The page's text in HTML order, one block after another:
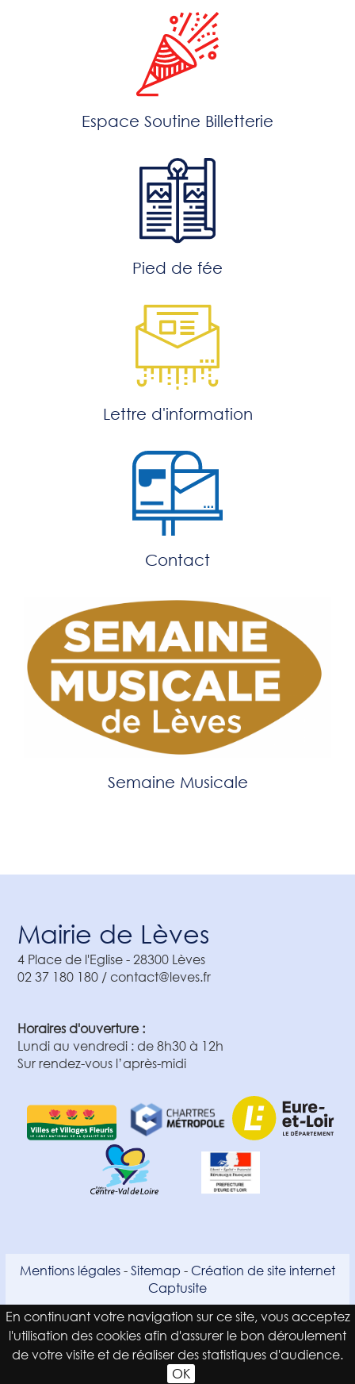
Espace Soutine Billetterie
Pied de fée
Lettre d'information
Contact
Semaine Musicale
Mairie de Lèves
4 Place de l'Eglise-28300 Lèves
02 37 180 180 / contact@leves.fr
Horaires d'ouverture :
Lundi au vendredi : de 8h30 à 12h
Sur rendez-vous l’après-midi
Mentions légales-Sitemap - Création de site internet
Captusite
En continuant votre navigation sur ce site, vous acceptez
l'utilisation des cookies afin d'assurer le bon déroulement
de votre visite et de réaliser des statistiques d'audience.
OK